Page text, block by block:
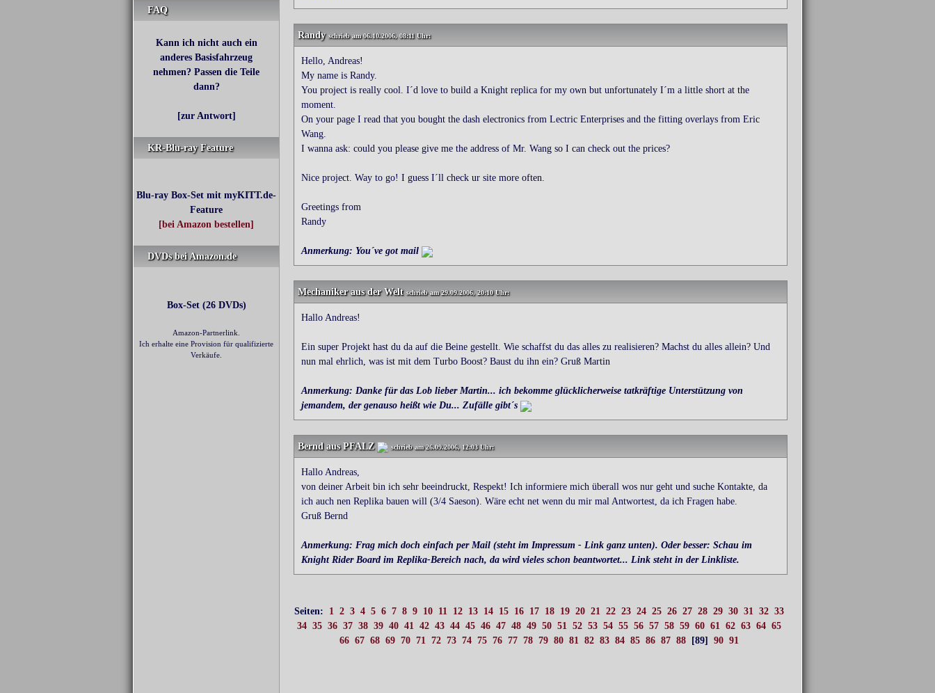
FAQ
Kann ich nicht auch ein
anderes Basisfahrzeug
nehmen? Passen die Teile
dann?
[zur Antwort]
KR-Blu-ray Feature
Blu-ray Box-Set mit myKITT.de-
Feature
[bei Amazon bestellen]
DVDs bei Amazon.de
Box-Set (26 DVDs)
Amazon-Partnerlink.
Ich erhalte eine Provision für qualifizierte
Verkäufe.
Randy schrieb am 06.10.2006, 08:11 Uhr:
Hello, Andreas!
My name is Randy.
You project is really cool. I´d love to build a Knight replica for my own but unfortunately I´m a little short at the
moment.
On your page I read that you bought the dash electronics from Lectric Enterprises and the fitting overlays from Eric
Wang.
I wanna ask: could you please give me the address of Mr. Wang so I can check out the prices?
Nice project. Way to go! I guess I´ll check ur site more often.
Greetings from
Randy
Anmerkung: You´ve got mail
Mechanikeraus der Welt schrieb am 29.09.2006, 20:10 Uhr:
Hallo Andreas!
Ein super Projekt hast du da auf die Beine gestellt. Wie schaffst du das alles zu realisieren? Machst du alles allein? Und
nun mal ehrlich, was ist mit dem Turbo Boost? Baust du ihn ein? Gruß Martin
Anmerkung: Danke für das Lob lieber Martin... ich bekomme glücklicherweise tatkräftige Unterstützung von
jemandem, der genauso heißt wie Du... Zufälle gibt´s
Berndaus PFALZ schrieb am 26.09.2006, 12:03 Uhr:
Hallo Andreas,
von deiner Arbeit bin ich sehr beeindruckt, Respekt! Ich informiere mich überall wos nur geht und suche Kontakte, da
ich auch nen Replika bauen will (3/4 Saeson). Wäre echt net wenn du mir mal Antwortest, da ich Fragen habe.
Gruß Bernd
Anmerkung: Frag mich doch einfach per Mail (steht im Impressum - Link ganz unten). Oder besser: Schau im
Knight Rider Board im Replika-Bereich nach, da wird vieles schon beantwortet... Link steht in der Linkliste.
Seiten: 1 2 3 4 5 6 7 8 9 10 11 12 13 14 15 16 17 18 19 20 21 22 23 24 25 26 27 28 29 30 31 32 33
34 35 36 37 38 39 40 41 42 43 44 45 46 47 48 49 50 51 52 53 54 55 56 57 58 59 60 61 62 63 64 65
66 67 68 69 70 71 72 73 74 75 76 77 78 79 80 81 82 83 84 85 86 87 88 [89] 90 91